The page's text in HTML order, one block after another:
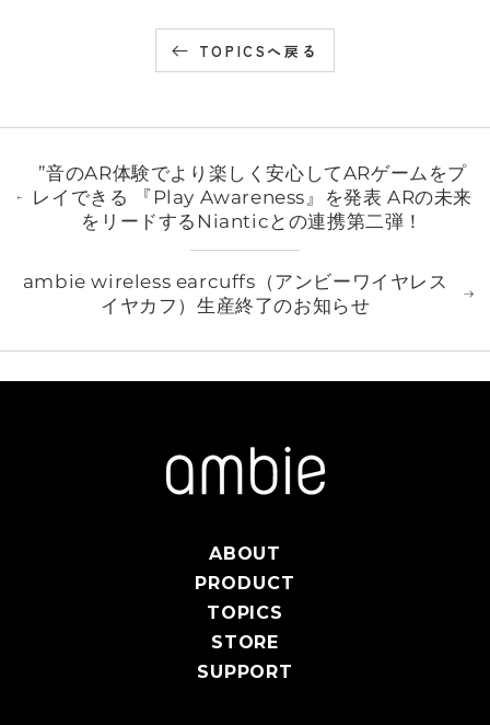
TOPICSへ戻る
”音のAR体験でより楽しく安心してARゲームをプ
レイできる 『Play Awareness』を発表 ARの未来
をリードするNianticとの連携第二弾！
ambie wireless earcuffs（アンビーワイヤレス
イヤカフ）生産終了のお知らせ
ABOUT
PRODUCT
TOPICS
STORE
SUPPORT